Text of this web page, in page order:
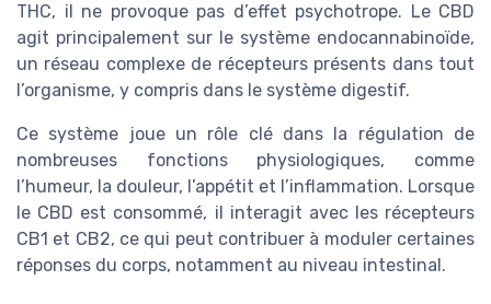
THC, il ne provoque pas d’effet psychotrope. Le CBD
agit principalement sur le système endocannabinoïde,
un réseau complexe de récepteurs présents dans tout
l’organisme, y compris dans le système digestif.
Ce système joue un rôle clé dans la régulation de
nombreuses fonctions physiologiques, comme
l’humeur, la douleur, l’appétit et l’inflammation. Lorsque
le CBD est consommé, il interagit avec les récepteurs
CB1 et CB2, ce qui peut contribuer à moduler certaines
réponses du corps, notamment au niveau intestinal.